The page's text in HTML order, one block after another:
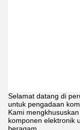
Selamat datang di
untuk pengadaan
Kami
komponen elektronik